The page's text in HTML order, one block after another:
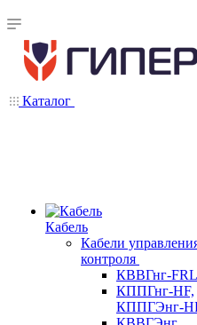
Каталог
Кабель
Кабели
контроля
КВВГнг-
КППГнг-HF,
КППГЭнг-